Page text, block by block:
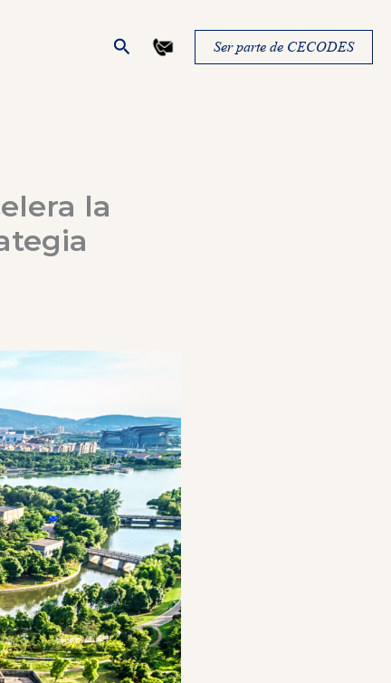
Buscar Ser parte de CECODES
la